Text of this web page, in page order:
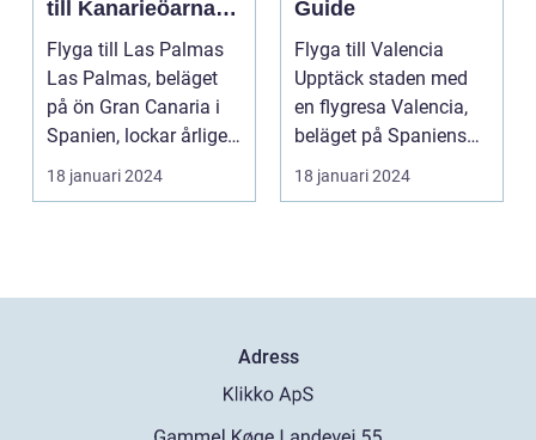
till Kanarieöarnas
Pärla
Flyga till Las Palmas
Las Palmas, beläget
på ön Gran Canaria i
Spanien, lockar årligen
miljontals b...
18 januari 2024
Guide
Flyga till Valencia
Upptäck staden med
en flygresa Valencia,
beläget på Spaniens
östkust, är en fä...
18 januari 2024
Adress